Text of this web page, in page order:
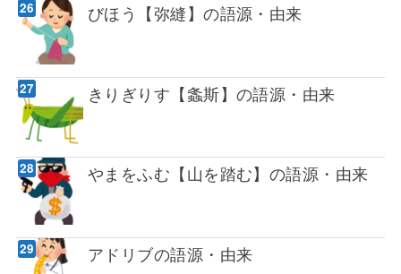
びほう【弥縫】の語源・由来
きりぎりす【螽斯】の語源・由来
やまをふむ【山を踏む】の語源・由来
アドリブの語源・由来